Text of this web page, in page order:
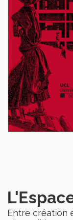
Entre création